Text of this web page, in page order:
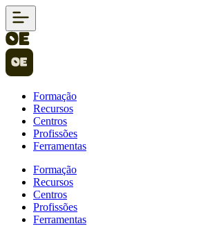
Formação
Recursos
Centros
Profissões
Ferramentas
Formação
Recursos
Centros
Profissões
Ferramentas